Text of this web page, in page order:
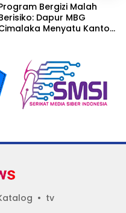
Bergizi Malah
Dapur MBG
Menyatu Kantor
tv